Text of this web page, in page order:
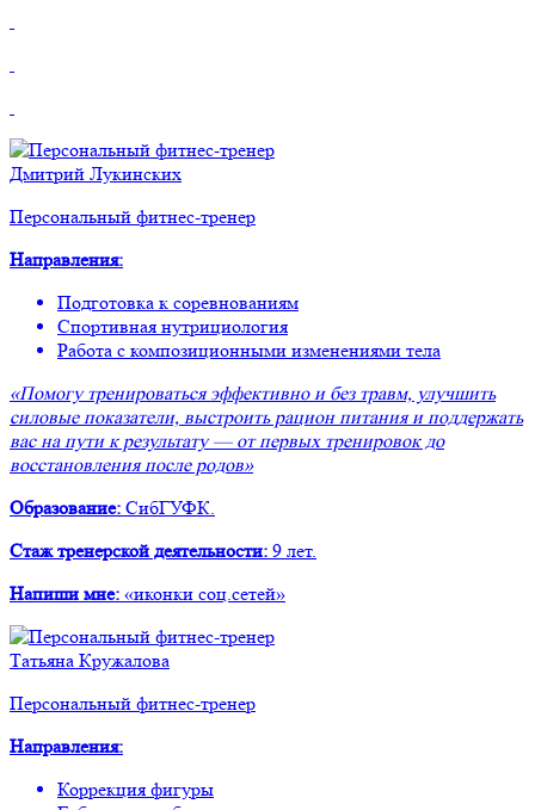
Дмитрий Лукинских
Персональный фитнес-тренер
Направления:
Подготовка к соревнованиям
Спортивная нутрициология
Работа с композиционными изменениями тела
«Помогу тренироваться эффективно и без травм, улучшить
силовые показатели, выстроить рацион питания и поддержать
вас на пути к результату — от первых тренировок до
восстановления после родов»
Образование: СибГУФК.
Стаж тренерской деятельности: 9 лет.
Напиши мне: «иконки соц.сетей»
Татьяна Кружалова
Персональный фитнес-тренер
Направления:
Коррекция фигуры